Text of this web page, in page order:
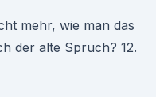
mehr, wie man das
der alte Spruch? 12.